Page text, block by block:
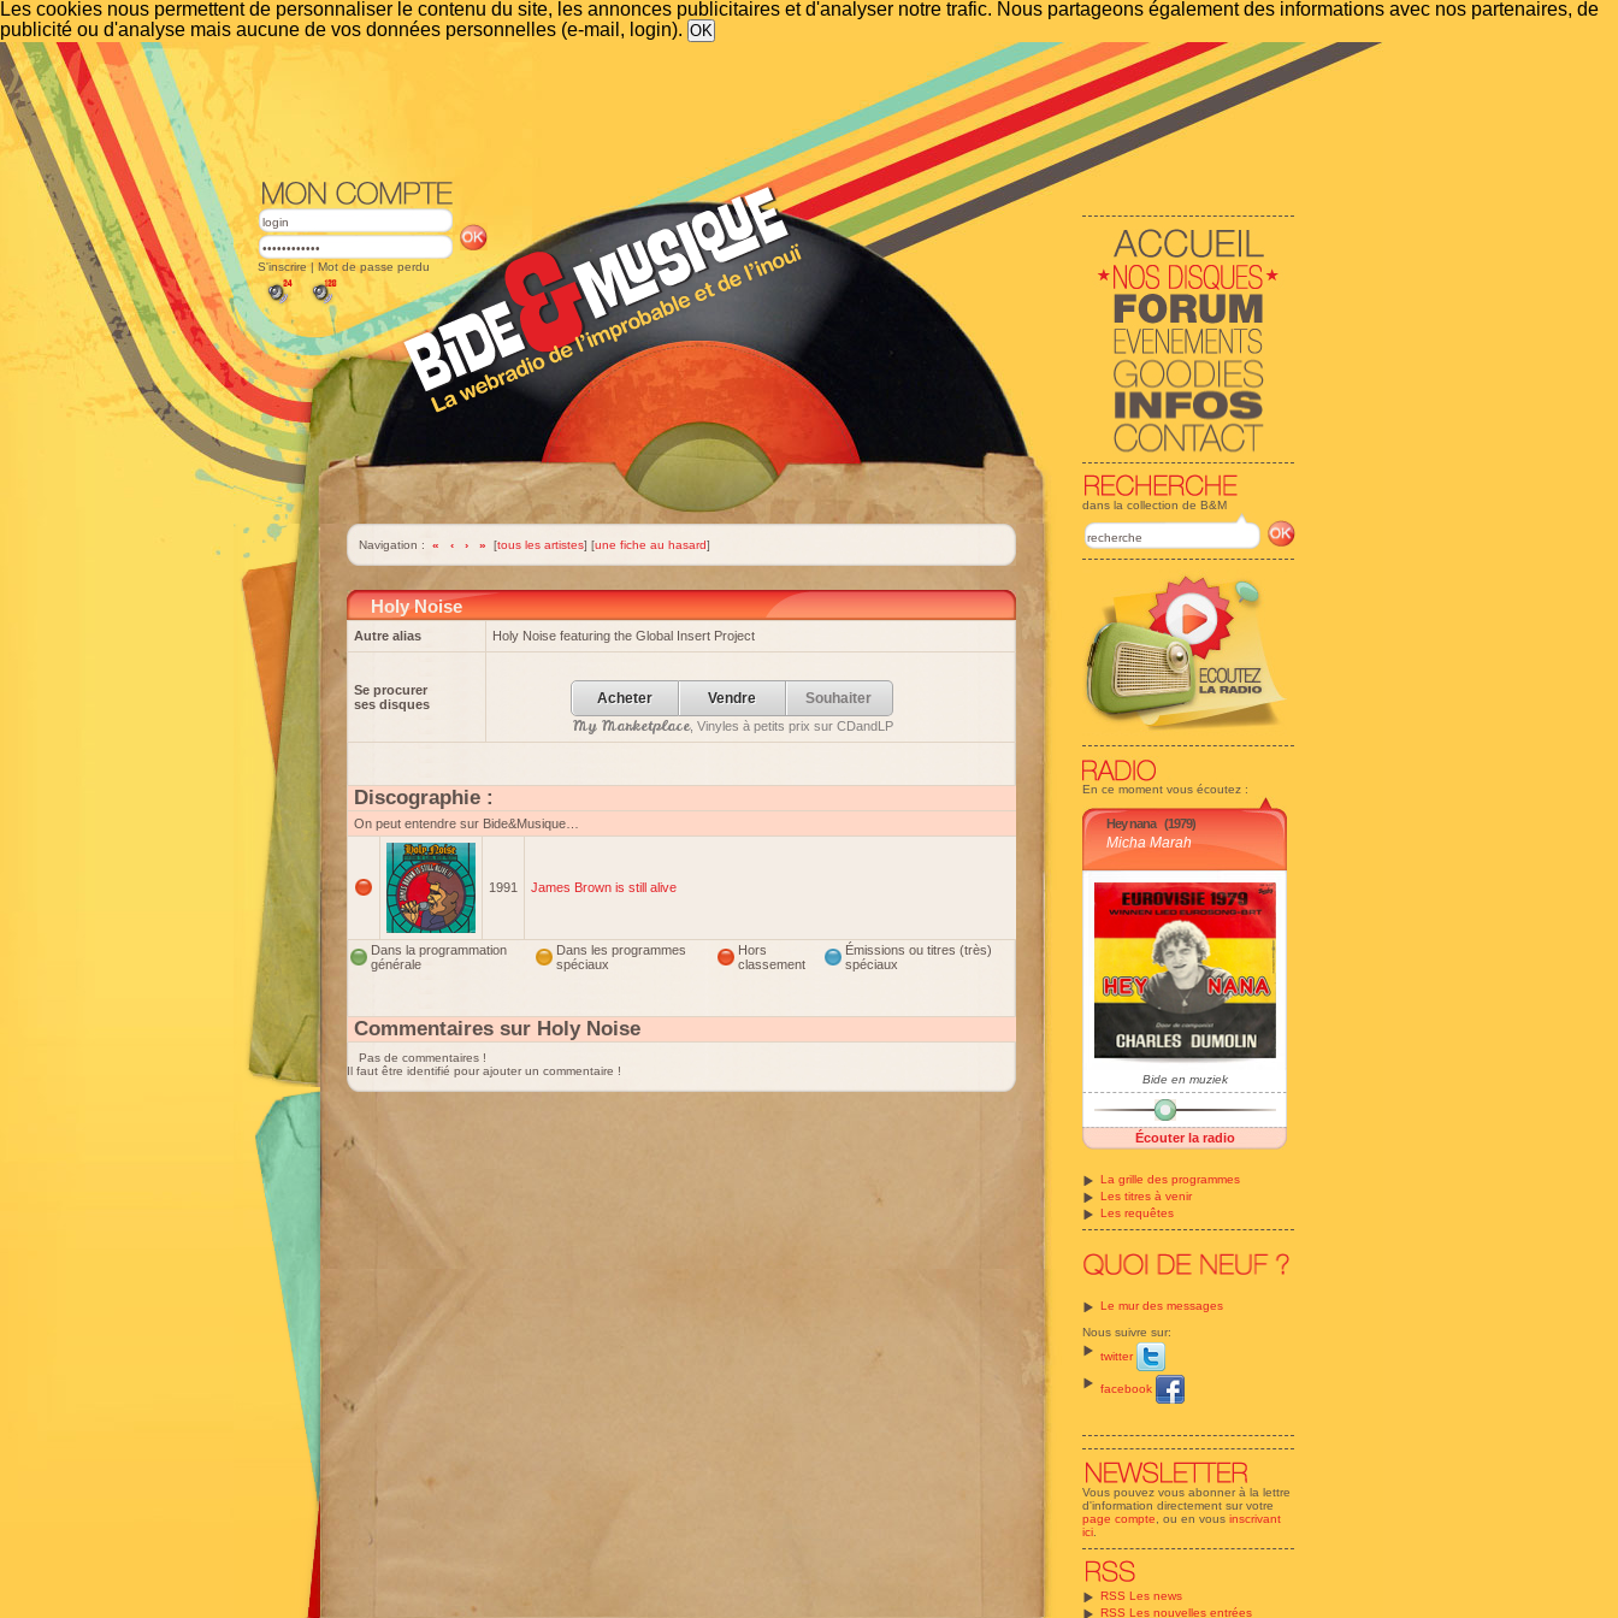
Les cookies nous permettent de personnaliser le contenu du site, les annonces publicitaires et d'analyser notre trafic. Nous partageons également des informations avec nos partenaires, de
publicité ou d'analyse mais aucune de vos données personnelles (e-mail, login).
dans la collection de B&M
En ce moment vous écoutez :
Hey nana (1979)
Micha Marah
Bide en muziek
Écouter la radio
La grille des programmes
Les titres à venir
Les requêtes
Le mur des messages
Nous suivre sur:
twitter
facebook
Vous pouvez vous abonner à la lettre
d'information directement sur votre
page compte , ou en vous inscrivant
ici
RSS Les news
RSS Les nouvelles entrées
S'inscrire | Mot de passe perdu
Navigation : « ‹ › » [tous les artistes] [une fiche au hasard]
Holy Noise
Autre alias Holy Noise featuring the Global Insert Project
Se procurer
ses disques
Acheter Vendre Souhaiter
My Marketplace, Vinyles à petits prix sur CDandLP
Discographie :
On peut entendre sur Bide&Musique…
1991 James Brown is still alive
Dans la programmation
générale
Dans les programmes
spéciaux
Hors
classement
Émissions ou titres (très)
spéciaux
Commentaires sur Holy Noise
Pas de commentaires !
Il faut être identifié pour ajouter un commentaire !